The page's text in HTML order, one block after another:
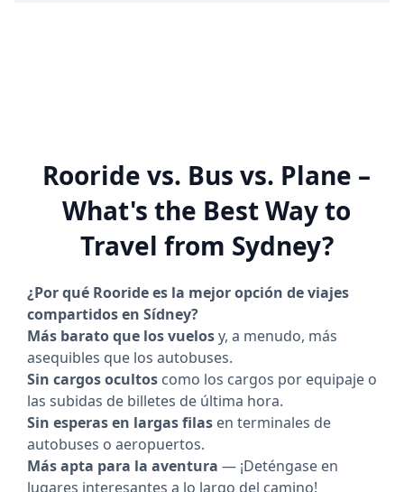
Rooride vs. Bus vs. Plane –
What's the Best Way to
Travel from Sydney?
¿Por qué Rooride es la mejor opción de viajes
compartidos en Sídney?
Más barato que los vuelosy, a menudo, más
asequibles que los autobuses.
Sin cargos ocultos como los cargos por equipaje o
las subidas de billetes de última hora.
Sin esperas en largas filas en terminales de
autobuses o aeropuertos.
Más apta para la aventura — ¡Deténgase en
lugares interesantes a lo largo del camino!